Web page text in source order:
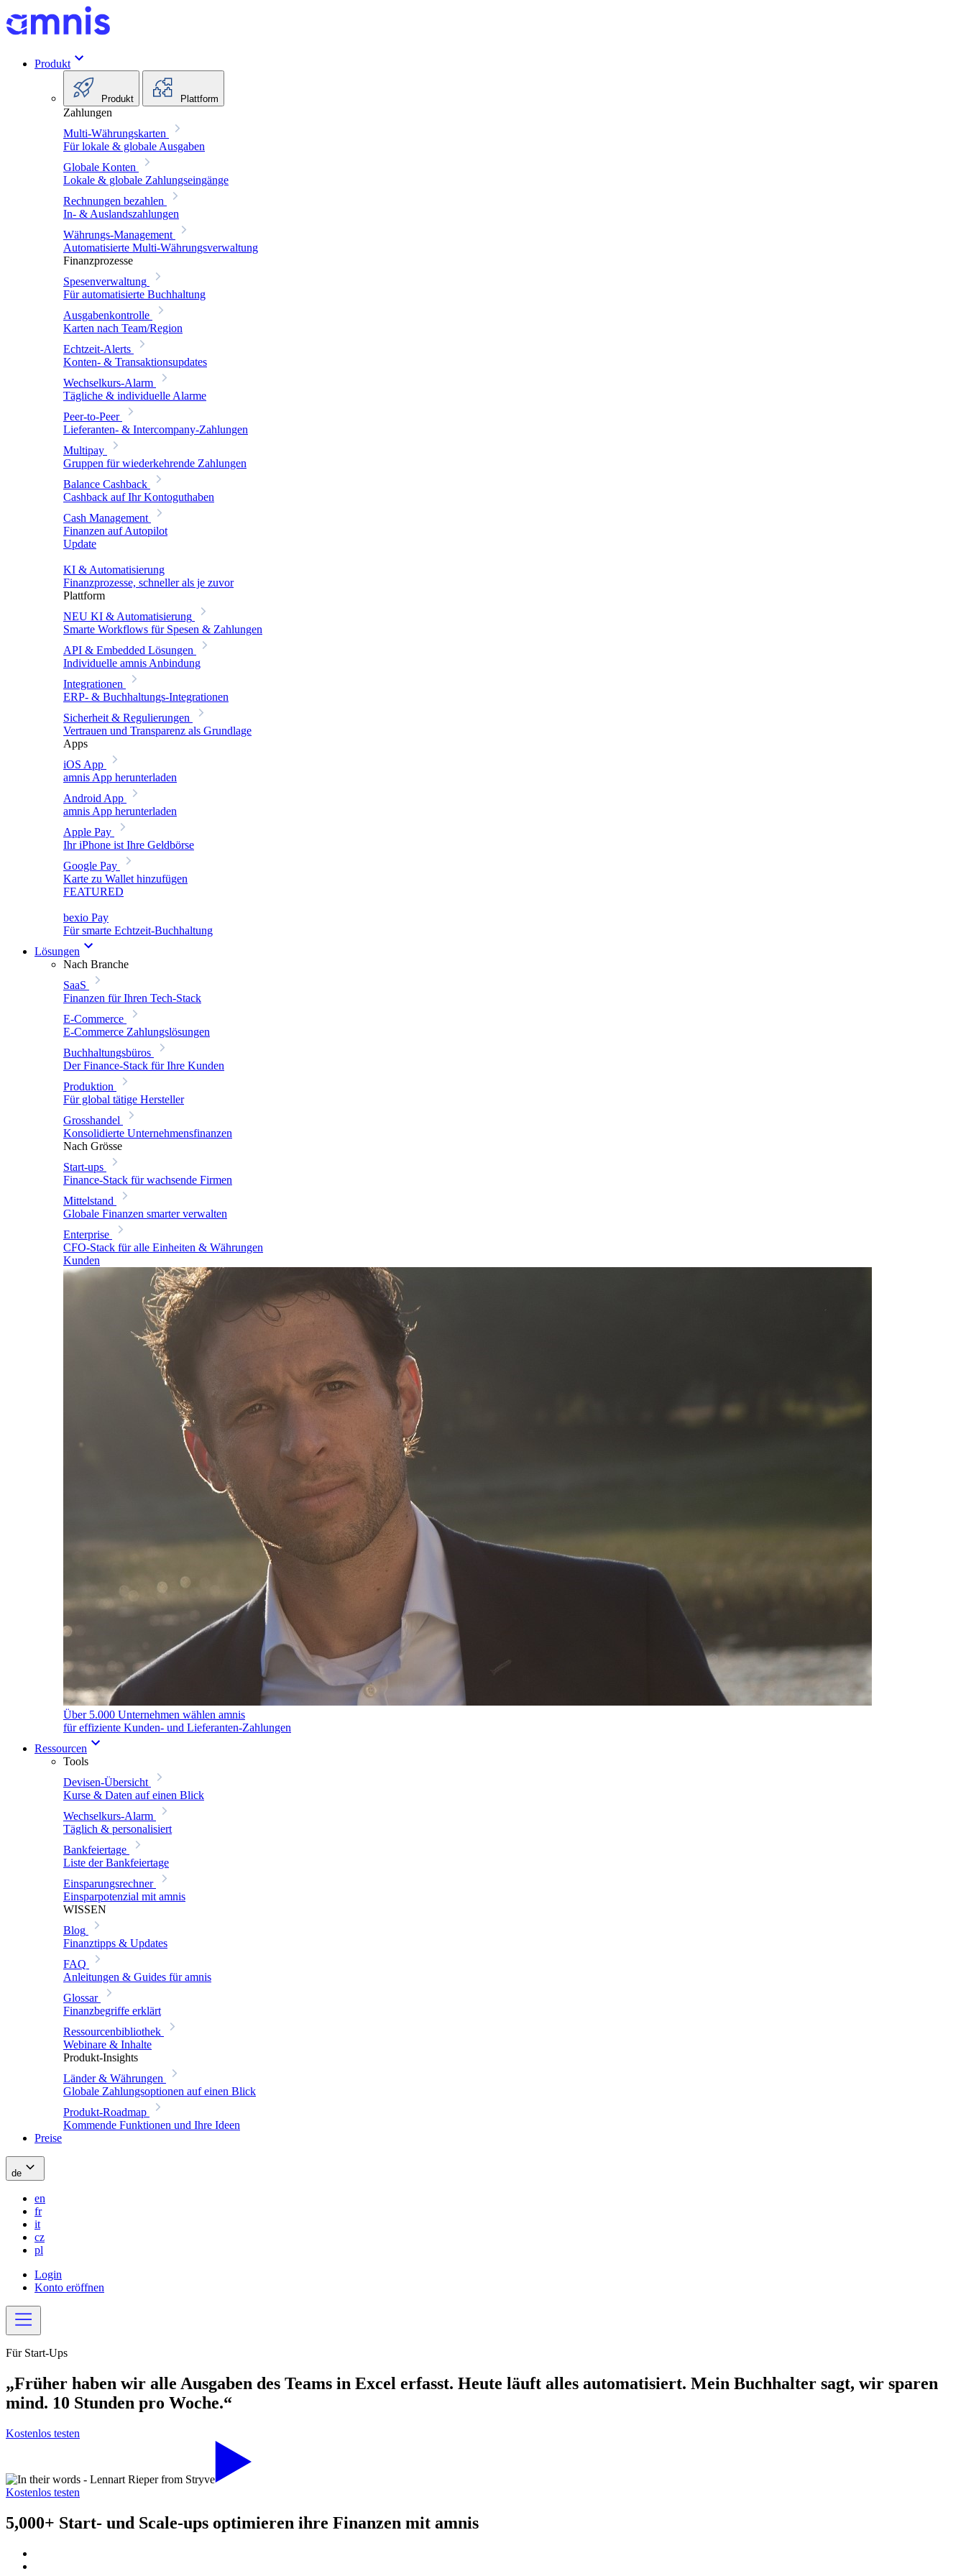
Produkt
Produkt Plattform
Zahlungen
Multi-Währungskarten
Für lokale & globale Ausgaben
Globale Konten
Lokale & globale Zahlungseingänge
Rechnungen bezahlen
In- & Auslandszahlungen
Währungs-Management
Automatisierte Multi-Währungsverwaltung
Finanzprozesse
Spesenverwaltung
Für automatisierte Buchhaltung
Ausgabenkontrolle
Karten nach Team/Region
Echtzeit-Alerts
Konten- & Transaktionsupdates
Wechselkurs-Alarm
Tägliche & individuelle Alarme
Peer-to-Peer
Lieferanten- & Intercompany-Zahlungen
Multipay
Gruppen für wiederkehrende Zahlungen
Balance Cashback
Cashback auf Ihr Kontoguthaben
Cash Management
Finanzen auf Autopilot
Update
KI & Automatisierung
Finanzprozesse, schneller als je zuvor
Plattform
NEU KI & Automatisierung
Smarte Workflows für Spesen & Zahlungen
API & Embedded Lösungen
Individuelle amnis Anbindung
Integrationen
ERP- & Buchhaltungs-Integrationen
Sicherheit & Regulierungen
Vertrauen und Transparenz als Grundlage
Apps
iOS App
amnis App herunterladen
Android App
amnis App herunterladen
Apple Pay
Ihr iPhone ist Ihre Geldbörse
Google Pay
Karte zu Wallet hinzufügen
FEATURED
bexio Pay
Für smarte Echtzeit-Buchhaltung
Lösungen
Nach Branche
SaaS
Finanzen für Ihren Tech-Stack
E-Commerce
E-Commerce Zahlungslösungen
Buchhaltungsbüros
Der Finance-Stack für Ihre Kunden
Produktion
Für global tätige Hersteller
Grosshandel
Konsolidierte Unternehmensfinanzen
Nach Grösse
Start-ups
Finance-Stack für wachsende Firmen
Mittelstand
Globale Finanzen smarter verwalten
Enterprise
CFO-Stack für alle Einheiten & Währungen
Kunden
Über 5.000 Unternehmen wählen amnis
für effiziente Kunden- und Lieferanten-Zahlungen
Ressourcen
Tools
Devisen-Übersicht
Kurse & Daten auf einen Blick
Wechselkurs-Alarm
Täglich & personalisiert
Bankfeiertage
Liste der Bankfeiertage
Einsparungsrechner
Einsparpotenzial mit amnis
WISSEN
Blog
Finanztipps & Updates
FAQ
Anleitungen & Guides für amnis
Glossar
Finanzbegriffe erklärt
Ressourcenbibliothek
Webinare & Inhalte
Produkt-Insights
Länder & Währungen
Globale Zahlungsoptionen auf einen Blick
Produkt-Roadmap
Kommende Funktionen und Ihre Ideen
Preise
de
en
fr
it
cz
pl
Login
Konto eröffnen
Für Start-Ups
„Früher haben wir alle Ausgaben des Teams in Excel erfasst. Heute läuft alles automatisiert. Mein Buchhalter sagt, wir sparen
mind. 10 Stunden pro Woche.“
Kostenlos testen
Kostenlos testen
5,000+ Start- und Scale-ups optimieren ihre Finanzen mit amnis